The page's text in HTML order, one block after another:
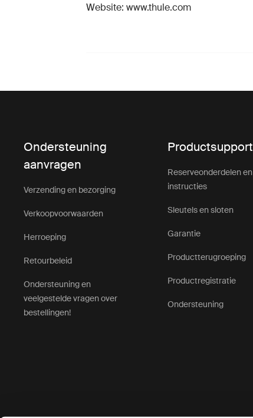
Website: www.thule.com
Ondersteuning
aanvragen
Verzending en bezorging
Verkoopvoorwaarden
Herroeping
Retourbeleid
Ondersteuning en
veelgestelde vragen over
bestellingen!
Productsupport
Reserveonderdelen en
instructies
Sleutels en sloten
Garantie
Productterugroeping
Productregistratie
Ondersteuning